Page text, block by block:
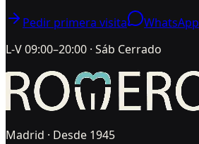
Pedir primera visita
WhatsApp
L-V 09:00–20:00 · Sáb Cerrado
Madrid · Desde 1945